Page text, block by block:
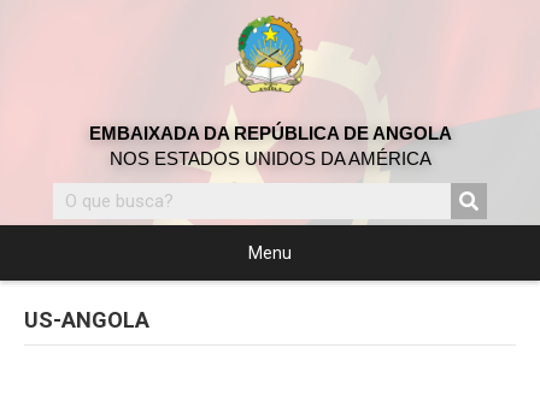
EMBAIXADA DA REPÚBLICA DE ANGOLA
NOS ESTADOS UNIDOS DA AMÉRICA
Menu
US-ANGOLA